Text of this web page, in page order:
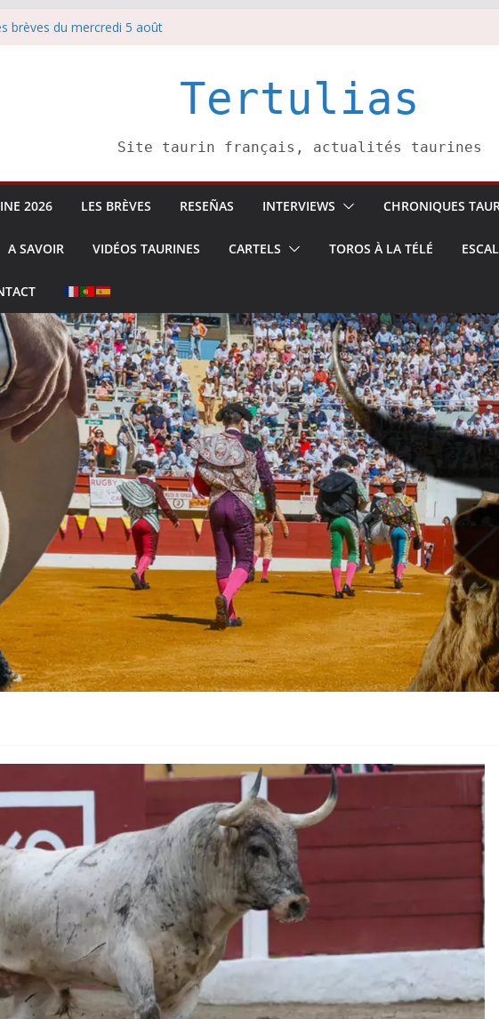
brèves du mercredi 5 août
Tertulias
Site taurin français, actualités taurines
2026 LES BRÈVES RESEÑAS INTERVIEWS CHRONIQUES
A SAVOIR VIDÉOS TAURINES CARTELS TOROS À LA TÉLÉ
ACTUALITÉS TAURINES PHOTOS TAURINES 2026
l’ouverture en
19/06/2026 Tertulias
ACTUALITÉS TAURINES PHOTOS TAURINES 2026
Bayonne, la corrida
des fêtes en photos
17/07/2026 Tertulias